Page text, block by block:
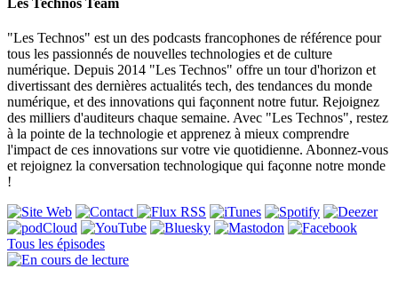
Les Technos Team
"Les Technos" est un des podcasts francophones de référence pour
tous les passionnés de nouvelles technologies et de culture
numérique. Depuis 2014 "Les Technos" offre un tour d'horizon et
divertissant des dernières actualités tech, des tendances du monde
numérique, et des innovations qui façonnent notre futur. Rejoignez
des milliers d'auditeurs chaque semaine. Avec "Les Technos", restez
à la pointe de la technologie et apprenez à mieux comprendre
l'impact de ces innovations sur votre vie quotidienne. Abonnez-vous
et rejoignez la conversation technologique qui façonne notre monde
!
Tous les épisodes